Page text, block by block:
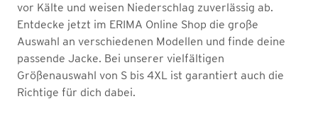
vor Kälte und weisen Niederschlag zuverlässig ab.
Entdecke jetzt im ERIMA Online Shop die große
Auswahl an verschiedenen Modellen und finde deine
passende Jacke. Bei unserer vielfältigen
Größenauswahl von S bis 4XL ist garantiert auch die
Richtige für dich dabei.